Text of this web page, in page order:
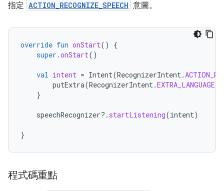
指定 ACTION_RECOGNIZE_SPEECH 意圖。
override fun onStart()
{
super .onStart()
val intent = Intent(RecognizerIntent.
putExtra(RecognizerIntent.
}
speechRecognizer?. startListening(intent)
}
程式碼重點